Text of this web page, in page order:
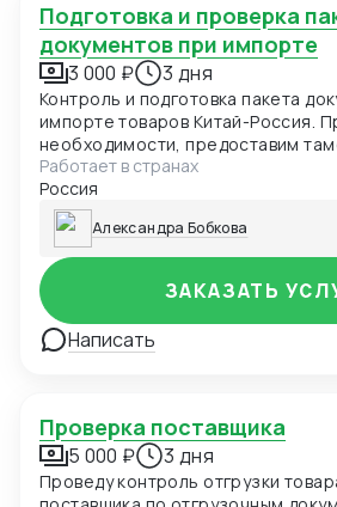
Подготовка и проверка пакета
документов при импорте
3 000 ₽ 3 дня
Контроль и подготовка пакета
импорте товаров Китай-Россия. При
необходимости, предоставим
под ключ: доставка ТЭК,
ВЭД
Работает в странах
Россия
Александра Бобкова
Написать
ЗАКАЗАТЬ
Проверка поставщика
5 000 ₽ 3 дня
Проведу контроль отгрузки